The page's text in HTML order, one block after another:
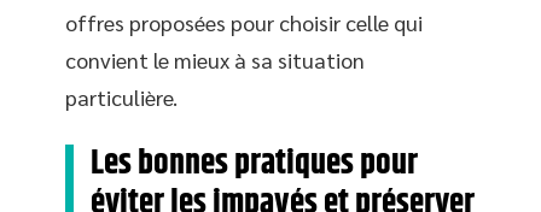
offres proposées pour choisir celle qui
convient le mieux à sa situation
particulière.
Les bonnes pratiques pour